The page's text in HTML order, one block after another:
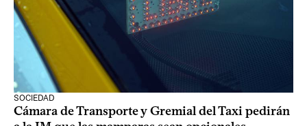
SOCIEDAD
Cámara de Transporte y Gremial del Taxi pedirán